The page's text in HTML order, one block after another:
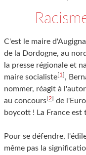
C'est le maire
de la Dordogne, au
la presse régionale et
maire socialiste[1] ,
nommer, réagit à
au concours[2] de
boycott ! La France
Pour se défendre,
même pas la